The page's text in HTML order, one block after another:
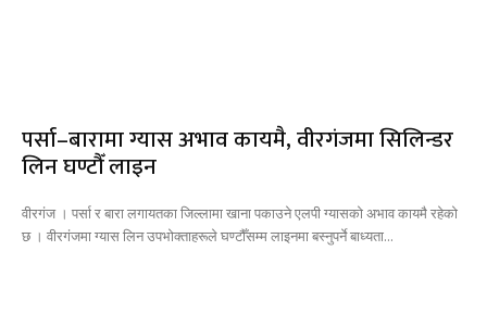
पर्सा–बारामा ग्यास अभाव कायमै, वीरगंजमा सिलिन्डर
लिन घण्टौँ लाइन
वीरगंज । पर्सा र बारा लगायतका जिल्लामा खाना पकाउने एलपी ग्यासको अभाव कायमै रहेको
छ । वीरगंजमा ग्यास लिन उपभोक्ताहरूले घण्टौँसम्म लाइनमा बस्नुपर्ने बाध्यता...